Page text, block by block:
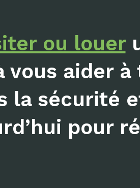
ou louer
vous aider
la sécurité
pour